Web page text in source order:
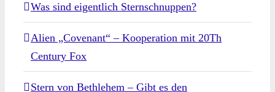
Was sind eigentlich Sternschnuppen?
Alien „Covenant“ – Kooperation mit 20Th
Century Fox
Stern von Bethlehem – Gibt es den